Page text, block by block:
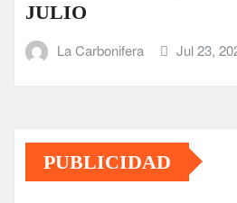
JULIO
La Carbonifera Jul 23,
PUBLICIDAD